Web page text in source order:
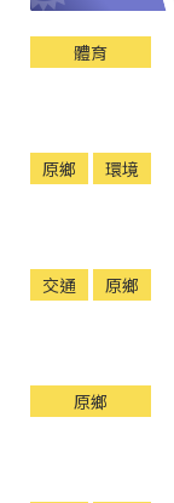
體育
原鄉 環境
交通 原鄉
原鄉